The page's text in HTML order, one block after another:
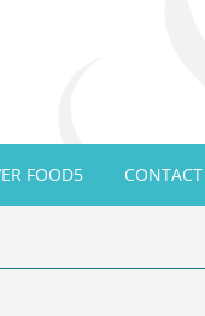
FOOD5 CONTACT